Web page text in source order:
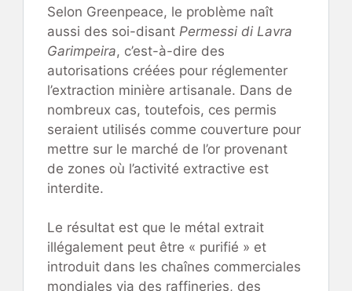
Selon Greenpeace, le problème naît
aussi des soi-disant Permessi di Lavra
Garimpeira, c’est-à-dire des
autorisations créées pour réglementer
l’extraction minière artisanale. Dans de
nombreux cas, toutefois, ces permis
seraient utilisés comme couverture pour
mettre sur le marché de l’or provenant
de zones où l’activité extractive est
interdite.
Le résultat est que le métal extrait
illégalement peut être « purifié » et
introduit dans les chaînes commerciales
mondiales via des raffineries, des